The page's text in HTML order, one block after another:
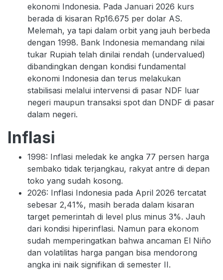
ekonomi Indonesia. Pada Januari 2026 kurs
berada di kisaran Rp16.675 per dolar AS.
Melemah, ya tapi dalam orbit yang jauh berbeda
dengan 1998. Bank Indonesia memandang nilai
tukar Rupiah telah dinilai rendah (undervalued)
dibandingkan dengan kondisi fundamental
ekonomi Indonesia dan terus melakukan
stabilisasi melalui intervensi di pasar NDF luar
negeri maupun transaksi spot dan DNDF di pasar
dalam negeri.
Inflasi
1998: Inflasi meledak ke angka 77 persen harga
sembako tidak terjangkau, rakyat antre di depan
toko yang sudah kosong.
2026: Inflasi Indonesia pada April 2026 tercatat
sebesar 2,41%, masih berada dalam kisaran
target pemerintah di level plus minus 3%. Jauh
dari kondisi hiperinflasi. Namun para ekonom
sudah memperingatkan bahwa ancaman El Niño
dan volatilitas harga pangan bisa mendorong
angka ini naik signifikan di semester II.